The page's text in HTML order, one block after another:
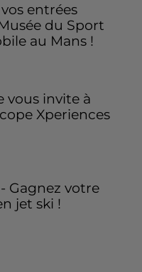
entrées
du Sport
au Mans !
vous invite à
Xperiences
Gagnez votre
jet ski !